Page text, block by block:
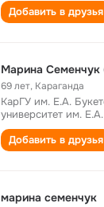
Добавить в друзья
Марина Семенчук
69 лет, Караганда
КарГУ им. Е.А.
университет им.
Добавить в друзья
марина семенчук